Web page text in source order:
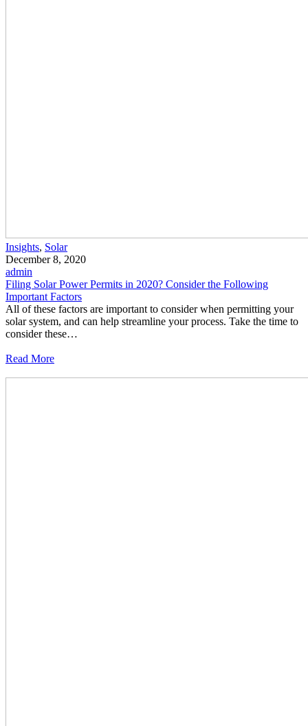
Insights, Solar
December 8, 2020
admin
Filing Solar Power Permits in 2020? Consider the Following
Important Factors
All of these factors are important to consider when permitting your
solar system, and can help streamline your process. Take the time to
consider these…
Read More